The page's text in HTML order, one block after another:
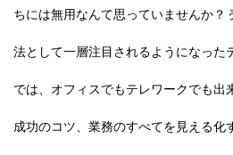
ちには無用なんて思っていませんか？
法として一層注目されるようになった
では、オフィスでもテレワークでも出
成功のコツ、業務のすべてを見える化